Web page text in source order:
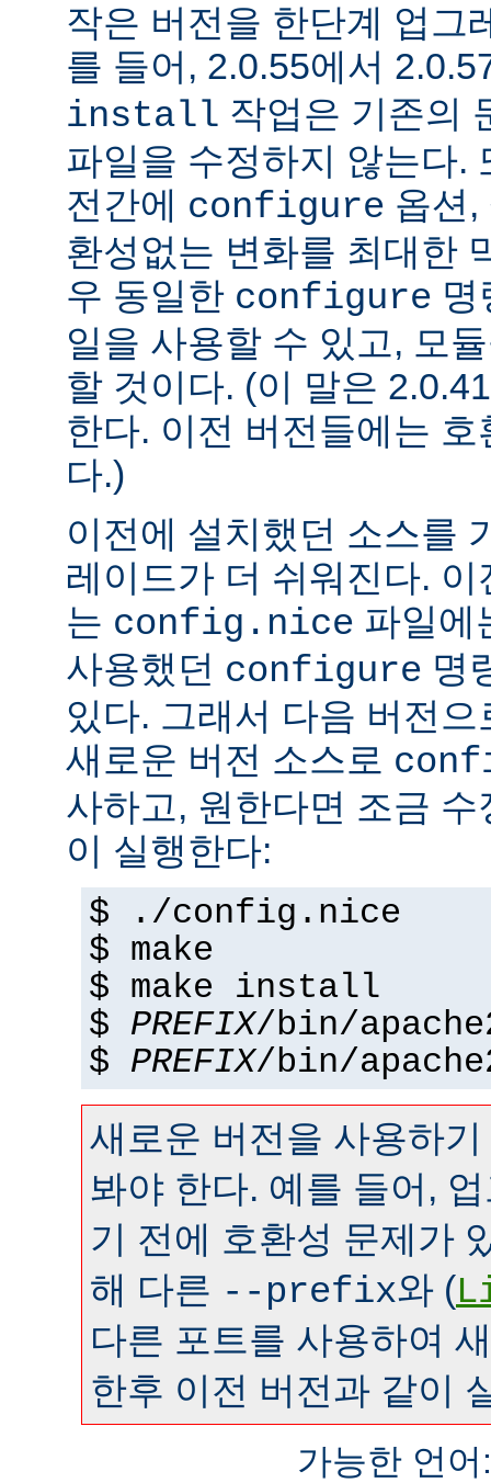
작은 버전을 한단계 업그
를 들어, 2.0.55에서
install 작업은 기존의
파일을 수정하지 않는다.
전간에 configure 옵션,
환성없는 변화를 최대한
우 동일한 configure 명
일을 사용할 수 있고, 모
할 것이다. (이 말은
한다. 이전 버전들에는
다.)
이전에 설치했던 소스를
레이드가 더 쉬워진다.
는 config.nice 파일에
사용했던 configure 명
있다. 그래서 다음 버전
새로운 버전 소스로
사하고, 원한다면 조금
이 실행한다:
$ ./config.nice
$ make
$ make install
$ PREFIX/bin/
$ PREFIX/bin/
새로운 버전을 사용하
봐야 한다. 예를 들어,
기 전에 호환성 문제가
해 다른 --prefix와 (
다른 포트를 사용하여
한후 이전 버전과 같이
가능한 언